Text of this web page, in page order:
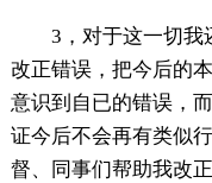
3，对于这一切我
改正错误，把今后的
意识到自已的错误，
证今后不会再有类似
督、同事们帮助我改